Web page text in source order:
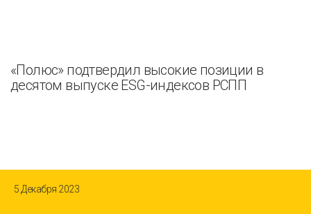
«Полюс» подтвердил высокие позиции в
десятом выпуске ESG-индексов РСПП
5 Декабря 2023